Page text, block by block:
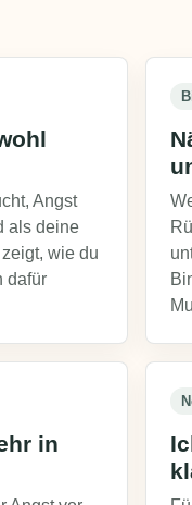
Angst
als deine
wie du
dafür
in